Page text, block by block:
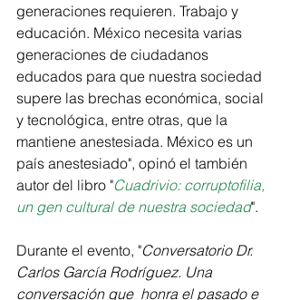
generaciones requieren. Trabajo y
educación. México necesita varias
generaciones de ciudadanos
educados para que nuestra sociedad
supere las brechas económica, social
y tecnológica, entre otras, que la
mantiene anestesiada. México es un
país anestesiado", opinó el también
autor del libro "Cuadrivio: corruptofilia,
un gen cultural de nuestra sociedad".
Durante el evento, "Conversatorio Dr.
Carlos García Rodríguez. Una
conversación que  honra el pasado e